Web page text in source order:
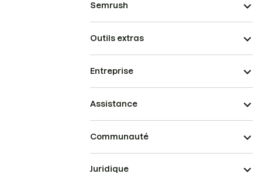
Semrush
Outils extras
Entreprise
Assistance
Communauté
Juridique